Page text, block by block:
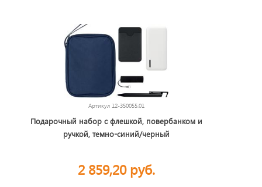
Артикул 12-350055.01
Подарочный набор с флешкой, повербанком и
ручкой, темно-синий/черный
2 859,20 руб.